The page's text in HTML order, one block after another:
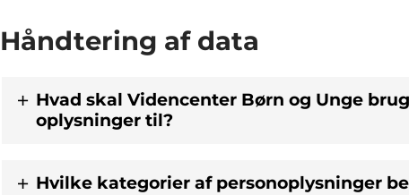
Håndtering af data
Hvad skal Videncenter Børn og Unge
oplysninger til?
Hvilke kategorier af personoplysninger